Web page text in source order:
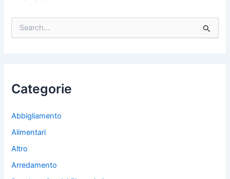
Categorie
Abbigliamento
Alimentari
Altro
Arredamento